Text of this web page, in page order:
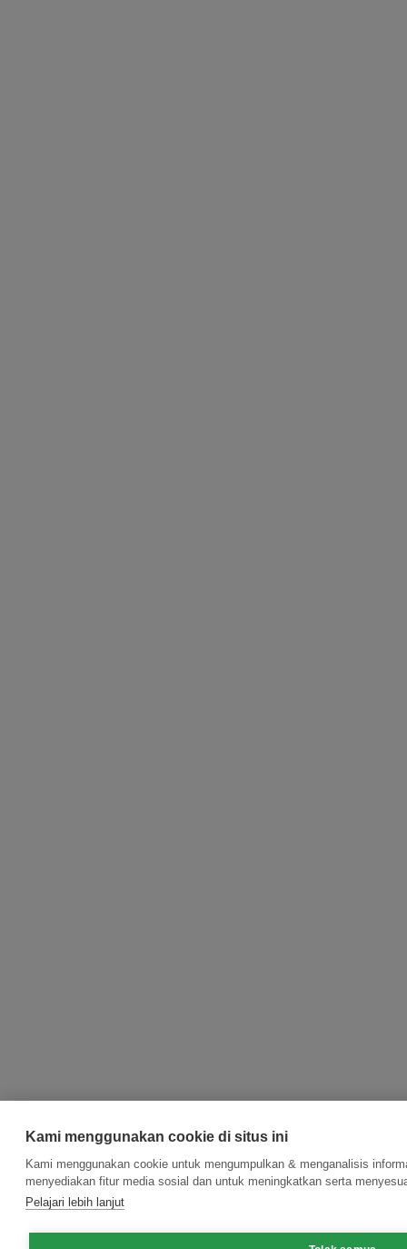
Kami menggunakan cookie di situs ini
Kami menggunakan cookie untuk mengumpulkan & menganalisis
menyediakan fitur media sosial dan untuk meningkatkan serta
Pelajari lebih lanjut